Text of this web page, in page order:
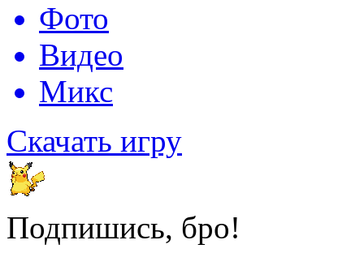
Фото
Видео
Микс
Скачать игру
Подпишись, бро!